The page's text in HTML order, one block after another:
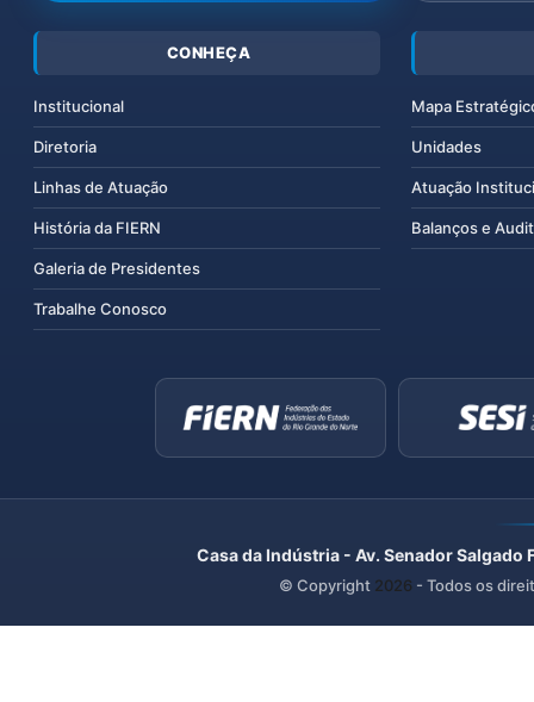
CONHEÇA
Institucional
Diretoria
Linhas de Atuação
História da FIERN
Galeria de Presidentes
Trabalhe Conosco
Mapa
Unidades
Atuação
Balanços e
Casa da Indústria - Av. Senador
© Copyright 2026 - Todos os